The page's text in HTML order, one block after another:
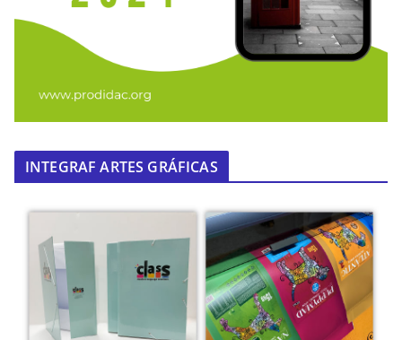
INTEGRAF ARTES GRÁFICAS